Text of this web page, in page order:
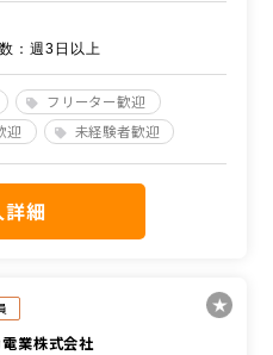
：週3日以上
フリーター歓迎
迎
未経験者歓迎
詳細
業株式会社